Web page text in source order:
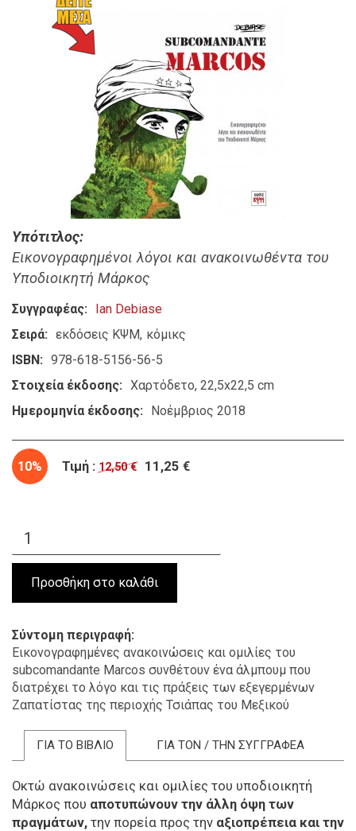
Υπότιτλος
Εικονογραφημένοι λόγοι και ανακοινωθέντα του
Υποδιοικητή Μάρκος
Συγγραφέας
Ian Debiase
Σειρά
εκδόσεις ΚΨΜ κόμικς
ISBN
978-618-5156-56-5
Στοιχεία έκδοσης
Χαρτόδετο, 22,5x22,5 cm
Ημερομηνία έκδοσης
Νοέμβριος 2018
10% Τιμή : 12,50 € 11,25 €
Σύντομη περιγραφή
Εικονογραφημένες ανακοινώσεις και ομιλίες του
subcomandante Marcos συνθέτουν ένα άλμπουμ που
διατρέχει το λόγο και τις πράξεις των εξεγερμένων
Ζαπατίστας της περιοχής Τσιάπας του Μεξικού
ΓΙΑ ΤΟ ΒΙΒΛΙΟ ΓΙΑ ΤΟΝ / ΤΗΝ ΣΥΓΓΡΑΦΕΑ
Οκτώ ανακοινώσεις και ομιλίες του υποδιοικητή
Μάρκος που αποτυπώνουν την άλλη όψη των
πραγμάτων, την πορεία προς την αξιοπρέπεια και την